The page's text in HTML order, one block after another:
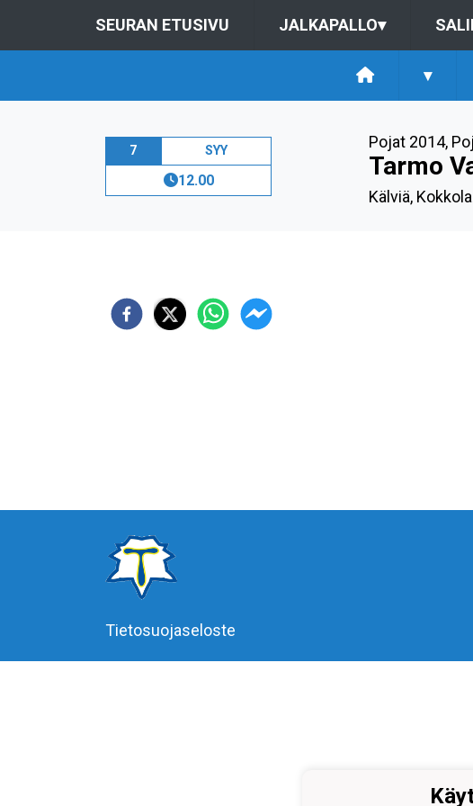
SEURAN ETUSIVU JALKAPALLO▾
▾
7 SYY
12.00
Pojat 2014,
Tarmo
Kälviä,
Tietosuojaseloste